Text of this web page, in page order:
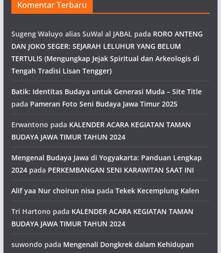
Komentar Terbaru
Sugeng Waluyo alias SuWal al JABAL pada RORO ANTENG
DAN JOKO SEGER: SEJARAH LELUHUR YANG BELUM
TERTULIS (Mengungkap Jejak Spiritual dan Arkeologis di
Tengah Tradisi Lisan Tengger)
Batik: Identitas Budaya untuk Generasi Muda – Site Title
pada Pameran Foto Seni Budaya Jawa Timur 2025
Erwantono pada KALENDER ACARA KEGIATAN TAMAN
BUDAYA JAWA TIMUR TAHUN 2024
Mengenal Budaya Jawa di Yogyakarta: Panduan Lengkap
2024pada PERKEMBANGAN SENI KARAWITAN SAAT INI
Alif yaa Nur choirun nisa pada Tekek Kecemplung Kalen
Tri Hartono pada KALENDER ACARA KEGIATAN TAMAN
BUDAYA JAWA TIMUR TAHUN 2024
suwondo pada Mengenali Dongkrek dalam Kehidupan